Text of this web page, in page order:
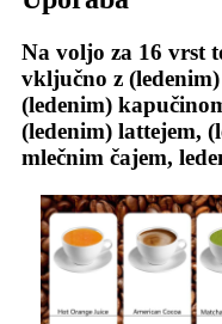
Na voljo za 16 vrst
vključno z
(ledenim)
(ledenim) lattejem,
mlečnim čajem,